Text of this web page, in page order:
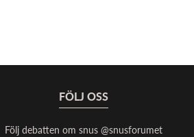
FÖLJ OSS
Följ debatten om snus @snusforumet